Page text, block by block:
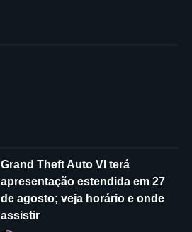
Grand Theft Auto VI terá
apresentação estendida em 27
de agosto; veja horário e onde
assistir